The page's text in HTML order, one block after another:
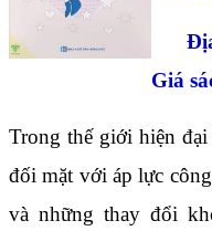
Địa
Giá
Trong thế giới hiện
đối mặt với áp lực
và những thay đổi